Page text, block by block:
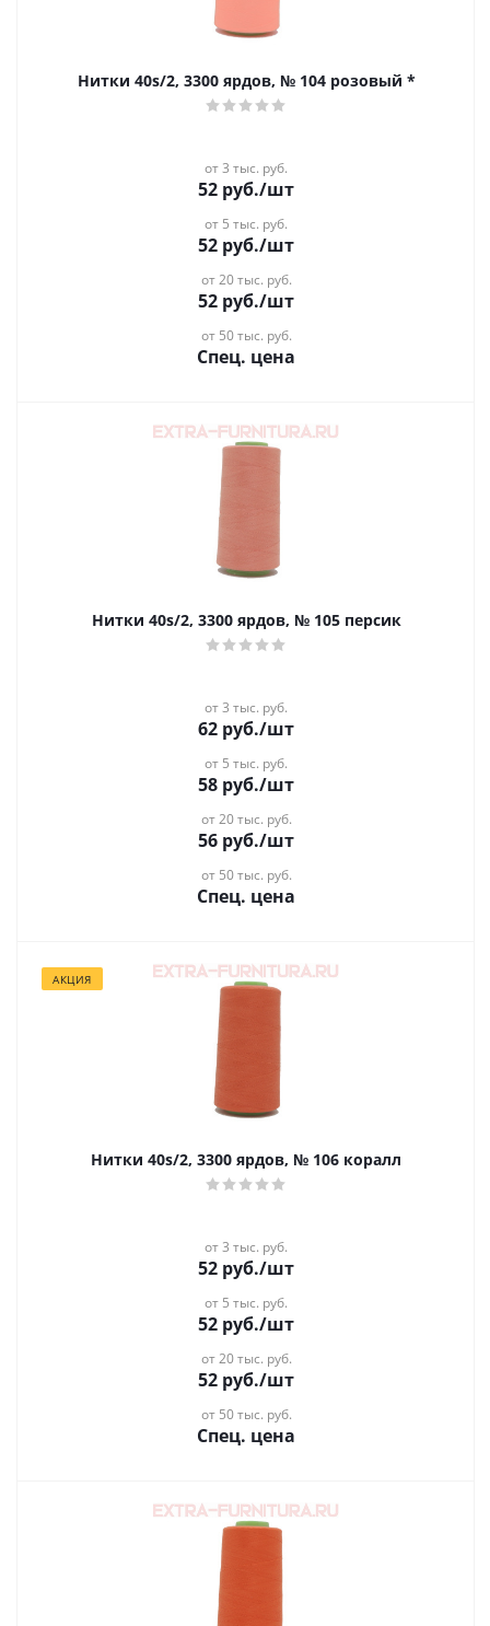
Нитки 40s/2, 3300 ярдов, № 104 розовый *
от 3 тыс. руб.
52 руб./шт
от 5 тыс. руб.
52 руб./шт
от 20 тыс. руб.
52 руб./шт
от 50 тыс. руб.
Спец. цена
Нитки 40s/2, 3300 ярдов, № 105 персик
от 3 тыс. руб.
62 руб./шт
от 5 тыс. руб.
58 руб./шт
от 20 тыс. руб.
56 руб./шт
от 50 тыс. руб.
Спец. цена
АКЦИЯ
Нитки 40s/2, 3300 ярдов, № 106 коралл
от 3 тыс. руб.
52 руб./шт
от 5 тыс. руб.
52 руб./шт
от 20 тыс. руб.
52 руб./шт
от 50 тыс. руб.
Спец. цена